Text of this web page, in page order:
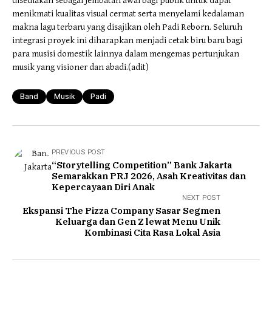
menikmati kualitas visual cermat serta menyelami kedalaman
makna lagu terbaru yang disajikan oleh Padi Reborn. Seluruh
integrasi proyek ini diharapkan menjadi cetak biru baru bagi
para musisi domestik lainnya dalam mengemas pertunjukan
musik yang visioner dan abadi.(adit)
Band Musik Padi
PREVIOUS POST
“Storytelling Competition” Bank Jakarta
Semarakkan PRJ 2026, Asah Kreativitas dan
Kepercayaan Diri Anak
NEXT POST
Ekspansi The Pizza Company Sasar Segmen
Keluarga dan Gen Z lewat Menu Unik
Kombinasi Cita Rasa Lokal Asia